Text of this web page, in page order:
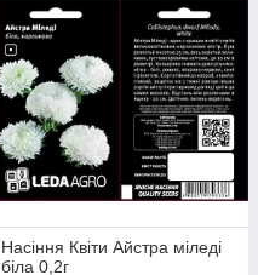
Насіння Квіти Айстра міледі
біла 0,2г